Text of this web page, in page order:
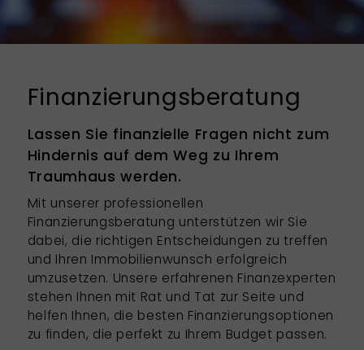
Finanzierungsberatung
Lassen Sie finanzielle Fragen nicht zum
Hindernis auf dem Weg zu Ihrem
Traumhaus werden.
Mit unserer professionellen
Finanzierungsberatung unterstützen wir Sie
dabei, die richtigen Entscheidungen zu treffen
und Ihren Immobilienwunsch erfolgreich
umzusetzen. Unsere erfahrenen Finanzexperten
stehen Ihnen mit Rat und Tat zur Seite und
helfen Ihnen, die besten Finanzierungsoptionen
zu finden, die perfekt zu Ihrem Budget passen.